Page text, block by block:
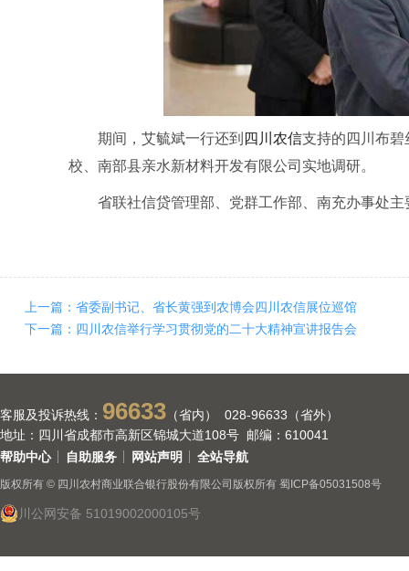
期间，艾毓斌一行还到 四川农信支持的四川布
校、南部县亲水新材料开发有限公司实地调研。
省联社信贷管理部、党群工作部、南充办事处
上一篇：省委副书记、省长黄强到农博会四川农信展位巡馆
下一篇：四川农信举行学习贯彻党的二十大精神宣讲报告会
客服及投诉热线： 96633 （省内） 028-96633（省外）
地址：四川省成都市高新区锦城大道108号 邮编：610041
帮助中心
自助服务 网站声明 全站导航
版权所有 © 四川农村商业联合银行股份有限公司版权所有 蜀ICP备05031508号
川公网安备 51019002000105号